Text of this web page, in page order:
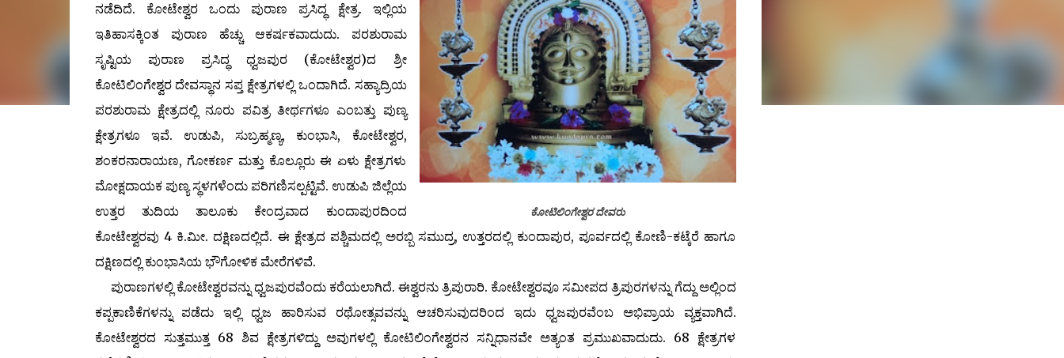
ಕೋಟಿಲಿಂಗೇಶ್ವರ ದೇವರು
ನಡೆದಿದೆ. ಕೋಟೇಶ್ವರ ಒಂದು ಪುರಾಣ ಪ್ರಸಿದ್ಧ ಕ್ಷೇತ್ರ. ಇಲ್ಲಿಯ
ಇತಿಹಾಸಕ್ಕಿಂತ ಪುರಾಣ ಹೆಚ್ಚು ಆಕರ್ಷಕವಾದುದು. ಪರಶುರಾಮ
ಸೃಷ್ಟಿಯ ಪುರಾಣ ಪ್ರಸಿದ್ಧ ಧ್ವಜಪುರ (ಕೋಟೇಶ್ವರ)ದ ಶ್ರೀ
ಕೋಟಿಲಿಂಗೇಶ್ವರ ದೇವಸ್ಥಾನ ಸಪ್ತ ಕ್ಷೇತ್ರಗಳಲ್ಲಿ ಒಂದಾಗಿದೆ. ಸಹ್ಯಾದ್ರಿಯ
ಪರಶುರಾಮ ಕ್ಷೇತ್ರದಲ್ಲಿ ನೂರು ಪವಿತ್ರ ತೀರ್ಥಗಳೂ ಎಂಬತ್ತು ಪುಣ್ಯ
ಕ್ಷೇತ್ರಗಳೂ ಇವೆ. ಉಡುಪಿ, ಸುಬ್ರಹ್ಮಣ್ಯ, ಕುಂಭಾಸಿ, ಕೋಟೇಶ್ವರ,
ಶಂಕರನಾರಾಯಣ, ಗೋಕರ್ಣ ಮತ್ತು ಕೊಲ್ಲೂರು ಈ ಏಳು ಕ್ಷೇತ್ರಗಳು
ಮೋಕ್ಷದಾಯಕ ಪುಣ್ಯ ಸ್ಥಳಗಳೆಂದು ಪರಿಗಣಿಸಲ್ಪಟ್ಟಿವೆ. ಉಡುಪಿ ಜಿಲ್ಲೆಯ
ಉತ್ತರ ತುದಿಯ ತಾಲೂಕು ಕೇಂದ್ರವಾದ ಕುಂದಾಪುರದಿಂದ
ಕೋಟೇಶ್ವರವು 4 ಕಿ.ಮೀ. ದಕ್ಷಿಣದಲ್ಲಿದೆ. ಈ ಕ್ಷೇತ್ರದ ಪಶ್ಚಿಮದಲ್ಲಿ ಅರಬ್ಬಿ ಸಮುದ್ರ, ಉತ್ತರದಲ್ಲಿ ಕುಂದಾಪುರ, ಪೂರ್ವದಲ್ಲಿ ಕೋಣಿ-ಕಟ್ಕೆರೆ ಹಾಗೂ
ದಕ್ಷಿಣದಲ್ಲಿ ಕುಂಭಾಸಿಯ ಭೌಗೋಳಿಕ ಮೇರೆಗಳಿವೆ.
ಪುರಾಣಗಳಲ್ಲಿ ಕೋಟೇಶ್ವರವನ್ನು ಧ್ವಜಪುರವೆಂದು ಕರೆಯಲಾಗಿದೆ. ಈಶ್ವರನು ತ್ರಿಪುರಾರಿ. ಕೋಟೇಶ್ವರವೂ ಸಮೀಪದ ತ್ರಿಪುರಗಳನ್ನು ಗೆದ್ದು ಅಲ್ಲಿಂದ
ಕಪ್ಪಕಾಣಿಕೆಗಳನ್ನು ಪಡೆದು ಇಲ್ಲಿ ಧ್ವಜ ಹಾರಿಸುವ ರಥೋತ್ಸವವನ್ನು ಆಚರಿಸುವುದರಿಂದ ಇದು ಧ್ವಜಪುರವೆಂಬ ಅಭಿಪ್ರಾಯ ವ್ಯಕ್ತವಾಗಿದೆ.
ಕೋಟೇಶ್ವರದ ಸುತ್ತಮುತ್ತ 68 ಶಿವ ಕ್ಷೇತ್ರಗಳಿದ್ದು ಅವುಗಳಲ್ಲಿ ಕೋಟಿಲಿಂಗೇಶ್ವರನ ಸನ್ನಿಧಾನವೇ ಅತ್ಯಂತ ಪ್ರಮುಖವಾದುದು. 68 ಕ್ಷೇತ್ರಗಳ